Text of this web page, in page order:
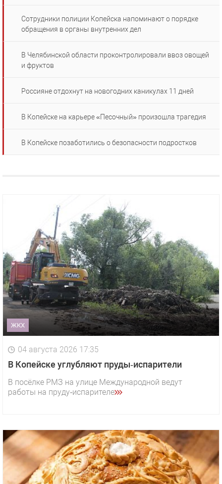
Сотрудники полиции Копейска напоминают о порядке
обращения в органы внутренних дел
В Челябинской области проконтролировали ввоз овощей
и фруктов
Россияне отдохнут на новогодних каникулах 11 дней
В Копейске на карьере «Песочный» произошла трагедия
В Копейске позаботились о безопасности подростков
ЖКХ
04 августа 2026 17:35
В Копейске углубляют пруды‑испарители
В посёлке РМЗ на улице Международной ведут
работы на пруду‑испарителе